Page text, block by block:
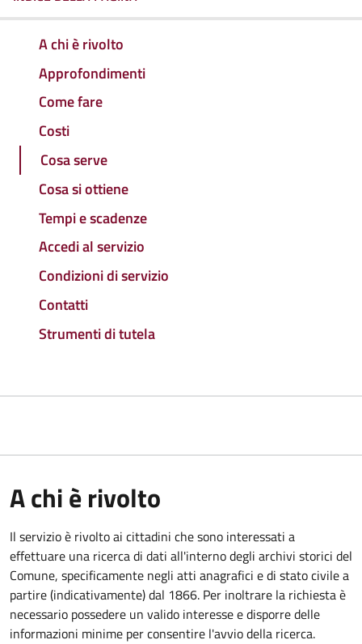
A chi è rivolto
Approfondimenti
Come fare
Costi
Cosa serve
Cosa si ottiene
Tempi e scadenze
Accedi al servizio
Condizioni di servizio
Contatti
Strumenti di tutela
A chi è rivolto
Il servizio è rivolto ai cittadini che sono interessati a
effettuare una ricerca di dati all'interno degli archivi storici del
Comune, specificamente negli atti anagrafici e di stato civile a
partire (indicativamente) dal 1866. Per inoltrare la richiesta è
necessario possedere un valido interesse e disporre delle
informazioni minime per consentire l'avvio della ricerca.